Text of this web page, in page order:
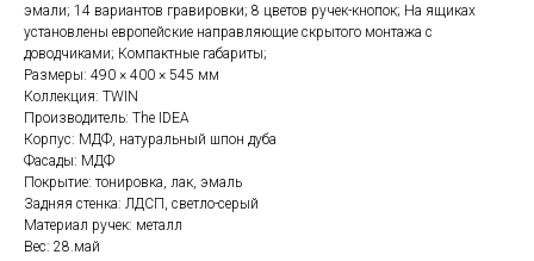
эмали; 14 вариантов гравировки; 8 цветов ручек-кнопок; На ящиках
установлены европейские направляющие скрытого монтажа с
доводчиками; Компактные габариты;
Размеры: 490 × 400 × 545 мм
Коллекция: TWIN
Производитель: The IDEA
Корпус: МДФ, натуральный шпон дуба
Фасады: МДФ
Покрытие: тонировка, лак, эмаль
Задняя стенка: ЛДСП, светло-серый
Материал ручек: металл
Вес: 28.май